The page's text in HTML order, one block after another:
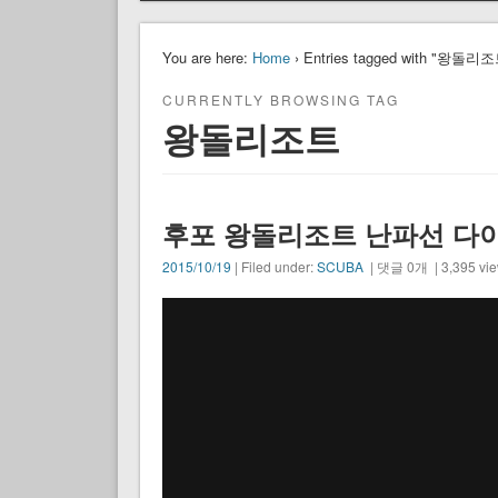
You are here: Home› Entries tagged with "왕돌리조
CURRENTLY BROWSING TAG
왕돌리조트
후포 왕돌리조트 난파선 다
2015/10/19 | Filed under:SCUBA| 댓글 0개 | 3,395